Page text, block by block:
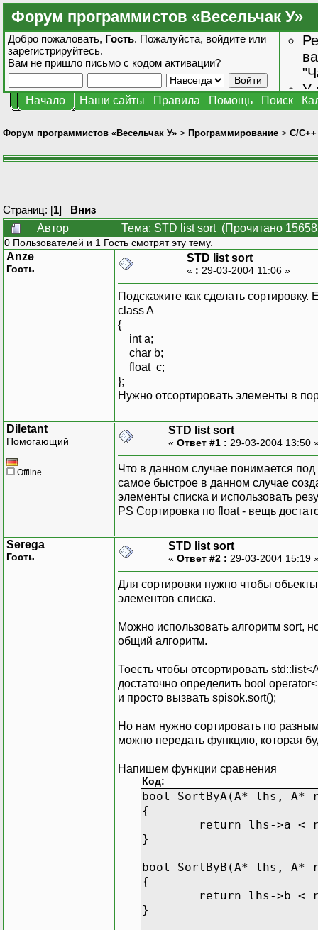
Форум программистов «Весельчак У»
Добро пожаловать, Гость. Пожалуйста, войдите или
зарегистрируйтесь.
Вам не пришло письмо с кодом активации?
У
Начало Наши сайты Правила Помощь Поиск
Форум программистов «Весельчак У» > Программирование > C/C++
Страниц: [1] Вниз
Автор
Тема: STD list sort (Прочитано 15658
0 Пользователей и 1 Гость смотрят эту тему.
Anze
Гость
STD list sort
« : 29-03-2004 11:06 »
Подскажите как сделать
class A
{
int a;
char b;
float c;
};
Нужно отсортировать элементы в
Diletant
Помогающий
Offline
STD list sort
« Ответ #1 : 29-03-2004 13:50
Что в данном случае понимается
самое быстрое в данном случае
элементы списка и использовать
PS Сортировка по float - вещь
Serega
Гость
STD list sort
« Ответ #2 : 29-03-2004 15:19
Для сортировки нужно чтобы
элементов списка.
Можно использовать алгоритм sort,
общий алгоритм.
Тоесть чтобы отсортировать
достаточно определить bool
и просто вызвать spisok.sort();
Но нам нужно сортировать по
можно передать функцию, которая
Напишем функции сравнения
Код:
bool SortByA(A* lhs, A*
{
return lhs->a <
}
bool SortByB(A* lhs, A*
{
return lhs->b <
}